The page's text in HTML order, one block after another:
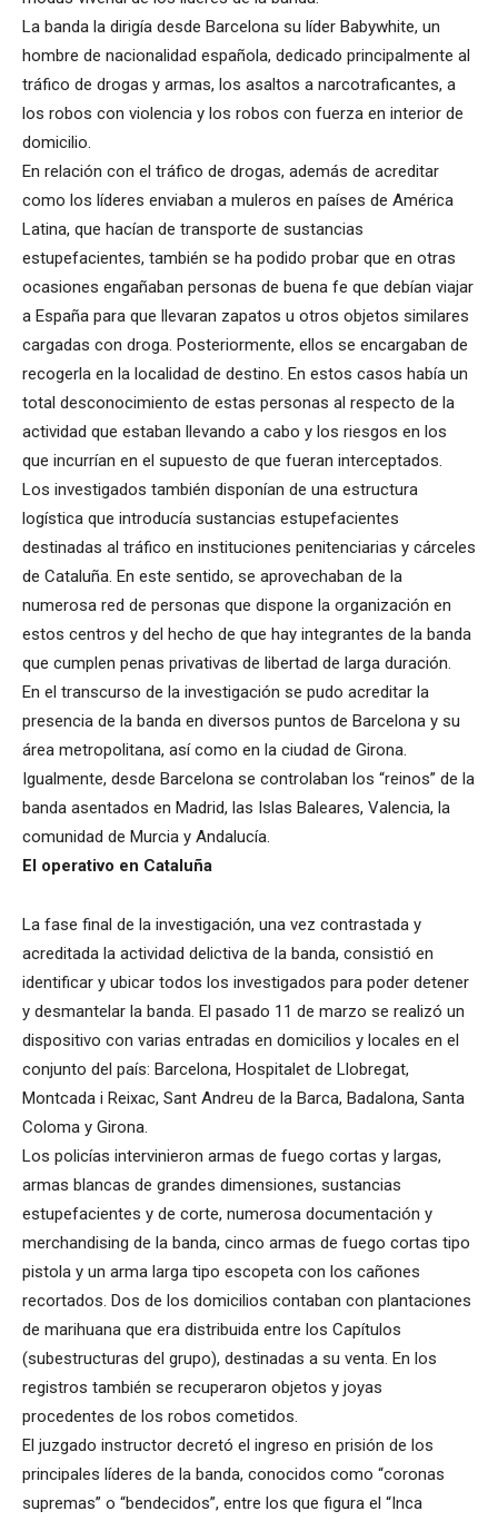
La banda la dirigía desde Barcelona su líder Babywhite, un
hombre de nacionalidad española, dedicado principalmente al
tráfico de drogas y armas, los asaltos a narcotraficantes, a
los robos con violencia y los robos con fuerza en interior de
domicilio.
En relación con el tráfico de drogas, además de acreditar
como los líderes enviaban a muleros en países de América
Latina, que hacían de transporte de sustancias
estupefacientes, también se ha podido probar que en otras
ocasiones engañaban personas de buena fe que debían viajar
a España para que llevaran zapatos u otros objetos similares
cargadas con droga. Posteriormente, ellos se encargaban de
recogerla en la localidad de destino. En estos casos había un
total desconocimiento de estas personas al respecto de la
actividad que estaban llevando a cabo y los riesgos en los
que incurrían en el supuesto de que fueran interceptados.
Los investigados también disponían de una estructura
logística que introducía sustancias estupefacientes
destinadas al tráfico en instituciones penitenciarias y cárceles
de Cataluña. En este sentido, se aprovechaban de la
numerosa red de personas que dispone la organización en
estos centros y del hecho de que hay integrantes de la banda
que cumplen penas privativas de libertad de larga duración.
En el transcurso de la investigación se pudo acreditar la
presencia de la banda en diversos puntos de Barcelona y su
área metropolitana, así como en la ciudad de Girona.
Igualmente, desde Barcelona se controlaban los “reinos” de la
banda asentados en Madrid, las Islas Baleares, Valencia, la
comunidad de Murcia y Andalucía.
El operativo en Cataluña
La fase final de la investigación, una vez contrastada y
acreditada la actividad delictiva de la banda, consistió en
identificar y ubicar todos los investigados para poder detener
y desmantelar la banda. El pasado 11 de marzo se realizó un
dispositivo con varias entradas en domicilios y locales en el
conjunto del país: Barcelona, ​​Hospitalet de Llobregat,
Montcada i Reixac, Sant Andreu de la Barca, Badalona, ​​Santa
Coloma y Girona.
Los policías intervinieron armas de fuego cortas y largas,
armas blancas de grandes dimensiones, sustancias
estupefacientes y de corte, numerosa documentación y
merchandising de la banda, cinco armas de fuego cortas tipo
pistola y un arma larga tipo escopeta con los cañones
recortados. Dos de los domicilios contaban con plantaciones
de marihuana que era distribuida entre los Capítulos
(subestructuras del grupo), destinadas a su venta. En los
registros también se recuperaron objetos y joyas
procedentes de los robos cometidos.
El juzgado instructor decretó el ingreso en prisión de los
principales líderes de la banda, conocidos como “coronas
supremas” o “bendecidos”, entre los que figura el “Inca